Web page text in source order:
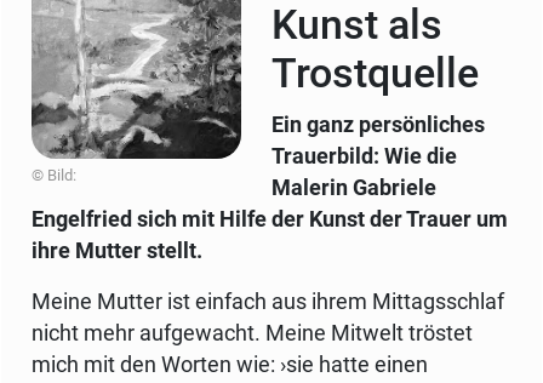
© Bild:
Kunst als
Trostquelle
Ein ganz persönliches
Trauerbild: Wie die
Malerin Gabriele
Engelfried sich mit Hilfe der Kunst der Trauer um
ihre Mutter stellt.
Meine Mutter ist einfach aus ihrem Mittagsschlaf
nicht mehr aufgewacht. Meine Mitwelt tröstet
mich mit den Worten wie: ›sie hatte einen